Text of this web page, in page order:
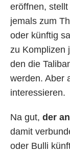
eröffnen,
jemals zum
oder künftig
zu Komplizen
den die
werden. Aber
interessieren.
Na gut, der
damit
oder Bulli